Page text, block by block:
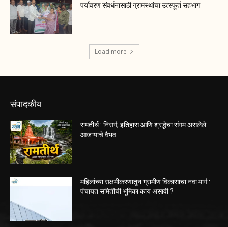
पर्यावरण संवर्धनासाठी ग्रामस्थांचा उत्स्फूर्त सहभाग
Load more
संपादकीय
रामतीर्थ : निसर्ग, इतिहास आणि श्रद्धेचा संगम असलेले
आजऱ्याचे वैभव
महिलांच्या सक्षमीकरणातून ग्रामीण विकासाचा नवा मार्ग :
पंचायत समितीची भूमिका काय असावी ?